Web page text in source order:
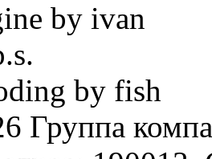
by ivan
by fish
Группа